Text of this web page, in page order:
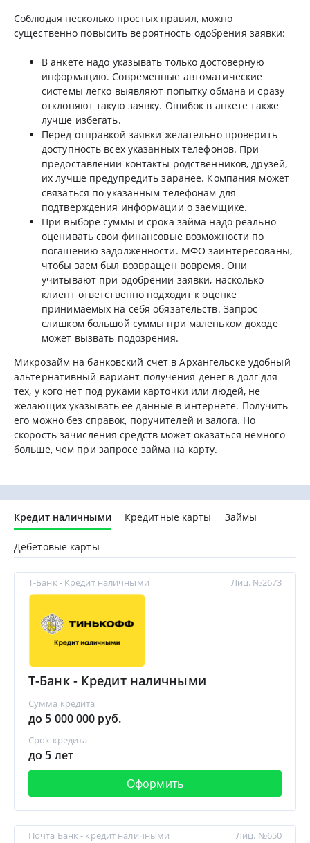
Соблюдая несколько простых правил, можно
существенно повысить вероятность одобрения заявки:
В анкете надо указывать только достоверную
информацию. Современные автоматические
системы легко выявляют попытку обмана и сразу
отклоняют такую заявку. Ошибок в анкете также
лучше избегать.
Перед отправкой заявки желательно проверить
доступность всех указанных телефонов. При
предоставлении контакты родственников, друзей,
их лучше предупредить заранее. Компания может
связаться по указанным телефонам для
подтверждения информации о заемщике.
При выборе суммы и срока займа надо реально
оценивать свои финансовые возможности по
погашению задолженности. МФО заинтересованы,
чтобы заем был возвращен вовремя. Они
учитывают при одобрении заявки, насколько
клиент ответственно подходит к оценке
принимаемых на себя обязательств. Запрос
слишком большой суммы при маленьком доходе
может вызвать подозрения.
Микрозайм на банковский счет в Архангельске удобный
альтернативный вариант получения денег в долг для
тех, у кого нет под руками карточки или людей, не
желающих указывать ее данные в интернете. Получить
его можно без справок, поручителей и залога. Но
скорость зачисления средств может оказаться немного
больше, чем при запросе займа на карту.
Кредит наличными Кредитные карты Займы
Дебетовые карты
Т-Банк - Кредит наличными
Т-Банк - Кредит наличными
Сумма кредита
до 5 000 000 руб.
Срок кредита
до 5 лет
Оформить
Лиц. №2673
Почта Банк - кредит наличными Лиц. №650